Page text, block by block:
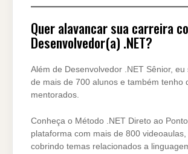
Quer alavancar sua carreira
Desenvolvedor(a) .NET?
Além de Desenvolvedor .NET Sênior, eu
de mais de 700 alunos e também tenho
mentorados.
Conheça o Método .NET Direto ao
plataforma com mais de 800
cobrindo temas relacionados a